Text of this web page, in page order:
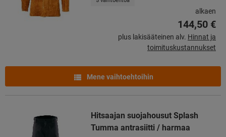
alkaen
144,50 €
plus lakisääteinen alv. Hinnat ja
toimituskustannukset
Mene vaihtoehtoihin
Hitsaajan suojahousut Splash
Tumma antrasiitti / harmaa